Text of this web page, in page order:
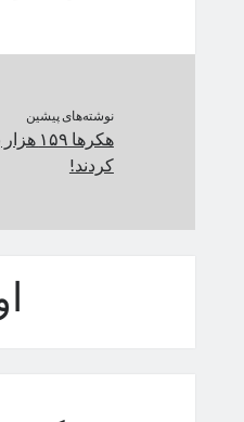
نوشته‌های پیشین
هکرها
کردند!